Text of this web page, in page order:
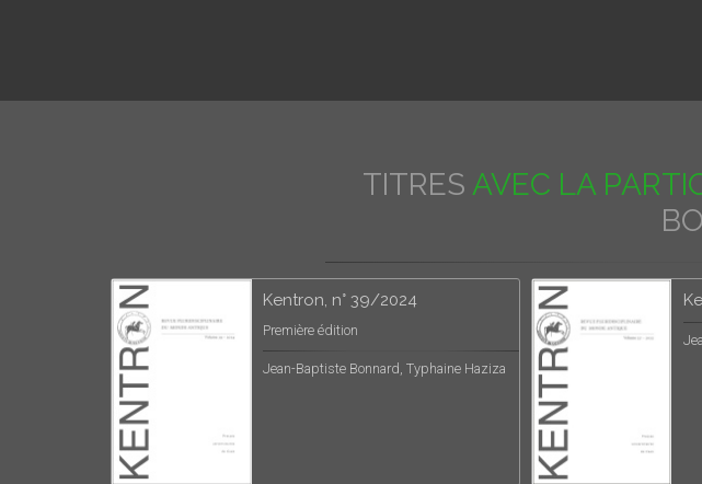
TITRES AVEC LA
Kentron, n° 39/2024
Première édition
Jean-Baptiste Bonnard, Typhaine Haziza